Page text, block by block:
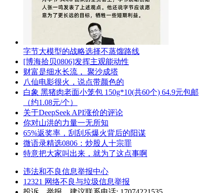
字节大模型的战略选择不蒸馏路线
[博海拾贝0806]发挥主观能动性
财富是细水长流， 聚沙成塔
八仙电影很火，说点带颜色的
白象 黑猪肉老面小笼包 150g*10(共60个) 64.9元包邮
（约1.08元/个）
关于DeepSeek API涨价的评论
你对山洪的力量一无所知
65%返奖率，刮刮乐爆火背后的阳谋
微语录精选0806：炒股人十宗罪
特意把大家叫出来，就为了这点事啊
违法和不良信息举报中心
12321 网络不良与垃圾信息举报